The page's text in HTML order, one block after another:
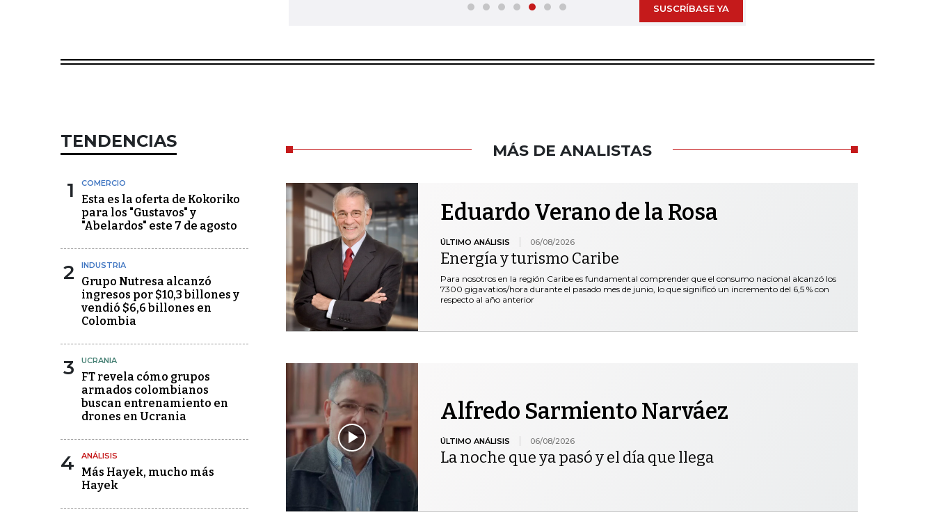
SUSCRÍBASE YA
TENDENCIAS
1 COMERCIO
Esta es la oferta de Kokoriko
para los "Gustavos" y
"Abelardos" este 7 de agosto
2 INDUSTRIA
Grupo Nutresa alcanzó
ingresos por $10,3 billones y
vendió $6,6 billones en
Colombia
3 UCRANIA
FT revela cómo grupos
armados colombianos
buscan entrenamiento en
drones en Ucrania
4 ANÁLISIS
Más Hayek, mucho más
Hayek
MÁS DE ANALISTAS
Eduardo Verano de la Rosa
ÚLTIMO ANÁLISIS 06/08/2026
Energía y turismo Caribe
Para nosotros en la región Caribe es fundamental comprender que el consumo nacional alcanzó los
7300 gigavatios/hora durante el pasado mes de junio, lo que significó un incremento del 6,5 % con
respecto al año anterior
Alfredo Sarmiento Narváez
ÚLTIMO ANÁLISIS 06/08/2026
La noche que ya pasó y el día que llega